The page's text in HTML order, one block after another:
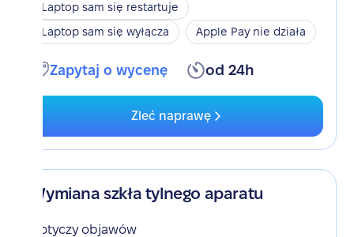
Laptop sam się restartuje
Laptop sam się wyłącza
Apple Pay nie działa
Zapytaj o wycenę od 24h
Zleć naprawę
Wymiana szkła tylnego aparatu
Dotyczy objawów